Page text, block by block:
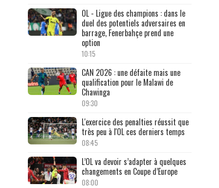
OL - Ligue des champions : dans le
duel des potentiels adversaires en
barrage, Fenerbahçe prend une
option
10:15
CAN 2026 : une défaite mais une
qualification pour le Malawi de
Chawinga
09:30
L'exercice des penalties réussit que
très peu à l'OL ces derniers temps
08:45
L’OL va devoir s’adapter à quelques
changements en Coupe d’Europe
08:00